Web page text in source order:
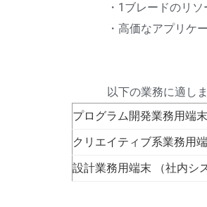
・1ブレードのリ
・高価なアプリケ
以下の業務に適し
プログラム開発業務用端
クリエイティブ系業務用
設計業務用端末 （社内シ